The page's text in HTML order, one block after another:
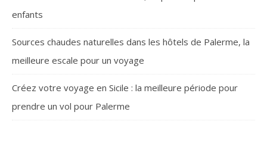
enfants
Sources chaudes naturelles dans les hôtels de Palerme, la
meilleure escale pour un voyage
Créez votre voyage en Sicile : la meilleure période pour
prendre un vol pour Palerme